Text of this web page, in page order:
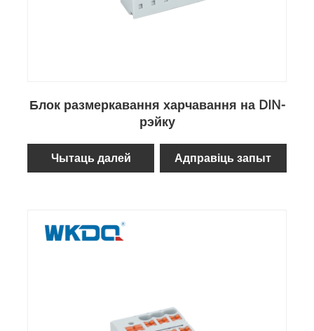
Блок размеркавання харчавання на DIN-
рэйку
Чытаць далей Адправіць запыт